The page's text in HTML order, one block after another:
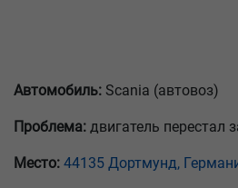
Автомобиль: Scania (автовоз)
Проблема: двигатель перестал
Место: 44135 Дортмунд,